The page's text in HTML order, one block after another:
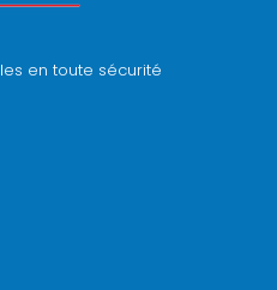
en toute sécurité